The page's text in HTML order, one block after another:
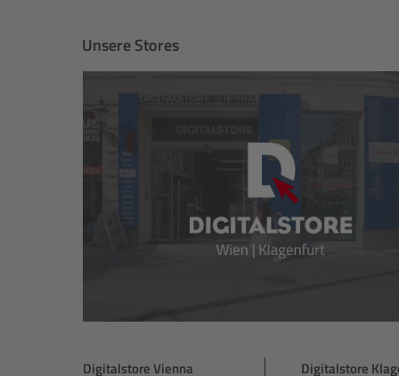
Unsere Stores
Digitalstore Vienna Digitalstore